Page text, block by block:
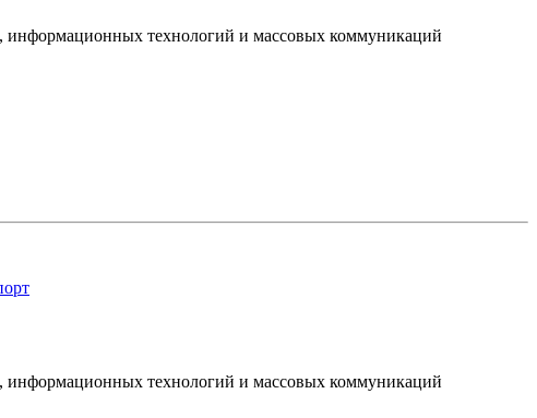
информационных технологий и массовых коммуникаций
информационных технологий и массовых коммуникаций